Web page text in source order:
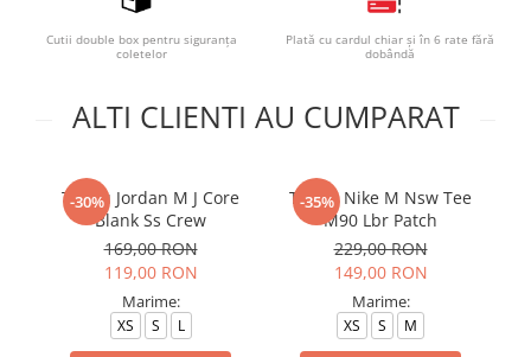
Cutii double box pentru siguranța
coletelor
Plată cu cardul chiar și în 6 rate fără
dobândă
ALTI CLIENTI AU CUMPARAT
-30%
Tricou Jordan M J Core
Blank Ss Crew
169,00 RON
119,00 RON
Marime:
XS S L
-35%
Tricou Nike M Nsw Tee
M90 Lbr Patch
229,00 RON
149,00 RON
Marime:
XS S M